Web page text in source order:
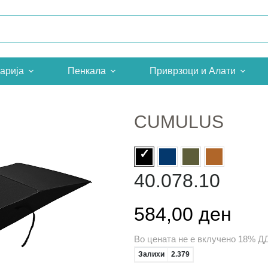
Пенкала Приврзоци и Алати
CUMULUS
40.078.10
584,00 ден
Во цената не е вклучено 18%
Залихи 2.379